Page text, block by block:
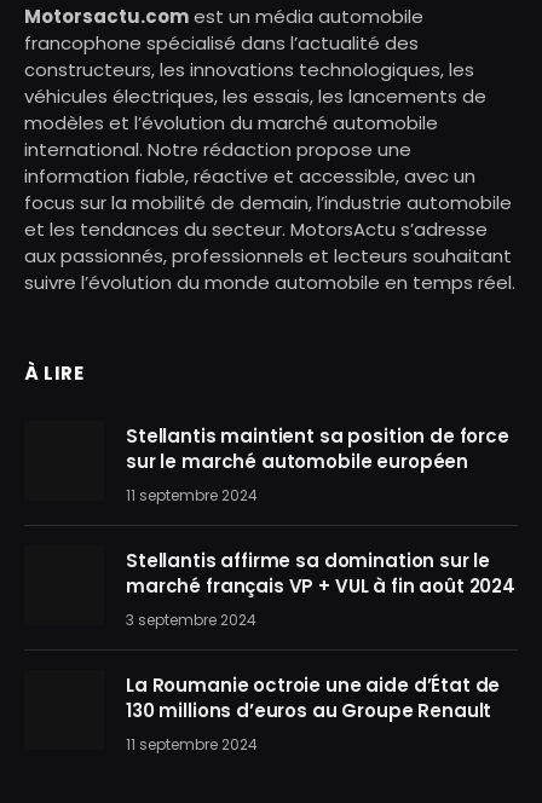
Motorsactu.comest un média automobile
francophone spécialisé dans l’actualité des
constructeurs, les innovations technologiques, les
véhicules électriques, les essais, les lancements de
modèles et l’évolution du marché automobile
international. Notre rédaction propose une
information fiable, réactive et accessible, avec un
focus sur la mobilité de demain, l’industrie automobile
et les tendances du secteur. MotorsActu s’adresse
aux passionnés, professionnels et lecteurs souhaitant
suivre l’évolution du monde automobile en temps réel.
À LIRE
Stellantis maintient sa position de force
sur le marché automobile européen
11 septembre 2024
Stellantis affirme sa domination sur le
marché français VP + VUL à fin août 2024
3 septembre 2024
La Roumanie octroie une aide d’État de
130 millions d’euros au Groupe Renault
11 septembre 2024